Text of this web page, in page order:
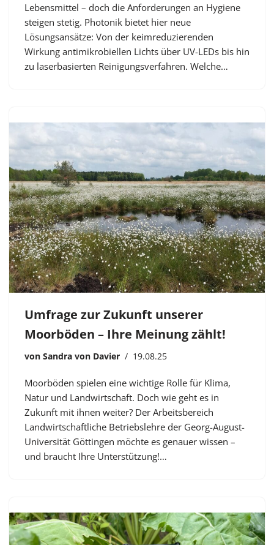
Lebensmittel – doch die Anforderungen an Hygiene
steigen stetig. Photonik bietet hier neue
Lösungsansätze: Von der keimreduzierenden
Wirkung antimikrobiellen Lichts über UV-LEDs bis hin
zu laserbasierten Reinigungsverfahren. Welche…
Umfrage zur Zukunft unserer
Moorböden – Ihre Meinung zählt!
von Sandra von Davier 19.08.25
Moorböden spielen eine wichtige Rolle für Klima,
Natur und Landwirtschaft. Doch wie geht es in
Zukunft mit ihnen weiter? Der Arbeitsbereich
Landwirtschaftliche Betriebslehre der Georg-August-
Universität Göttingen möchte es genauer wissen –
und braucht Ihre Unterstützung!…